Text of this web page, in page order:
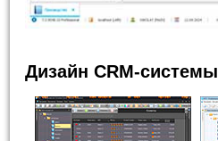
Дизайн CRM-системы